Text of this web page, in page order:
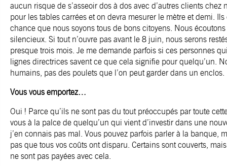
aucun risque de s’asseoir dos à dos avec d’autres clients chez
pour les tables carrées et on devra mesurer le mètre et demi.
chance que nous soyons tous de bons citoyens. Nous écoutons
silencieux. Si tout n’ouvre pas avant le 8 juin, nous serons
presque trois mois. Je me demande parfois si ces personnes
lignes directrices savent ce que cela signifie pour quelqu’un.
humains, pas des poulets que l’on peut garder dans un enclos.
Vous vous emportez…
Oui ! Parce qu’ils ne sont pas du tout préoccupés par toute
vous à la palce de quelqu’un qui vient d’investir dans une
j’en connais pas mal. Vous pouvez parfois parler à la banque,
pas que tous vos coûts ont disparu. Certains sont couverts,
ne sont pas payées avec cela.